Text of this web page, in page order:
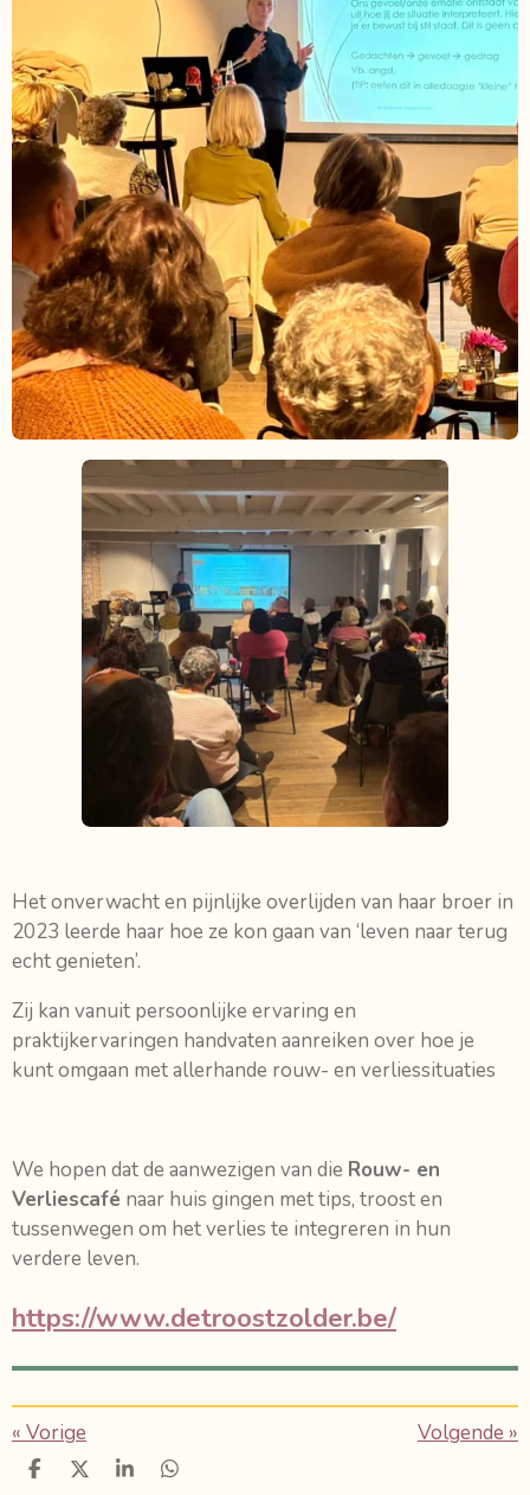
Het onverwacht en pijnlijke overlijden van haar broer in
2023 leerde haar hoe ze kon gaan van ‘leven naar terug
echt genieten’.
Zij kan vanuit persoonlijke ervaring en
praktijkervaringen handvaten aanreiken over hoe je
kunt omgaan met allerhande rouw- en verliessituaties
We hopen dat de aanwezigen van die Rouw- en
Verliescafé naar huis gingen met tips, troost en
tussenwegen om het verlies te integreren in hun
verdere leven.
https://www.detroostzolder.be/
« Vorige Volgende »
D
D
S
D